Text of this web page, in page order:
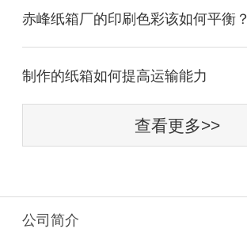
赤峰纸箱厂的印刷色彩该如何平衡？
制作的纸箱如何提高运输能力
查看更多>>
公司简介